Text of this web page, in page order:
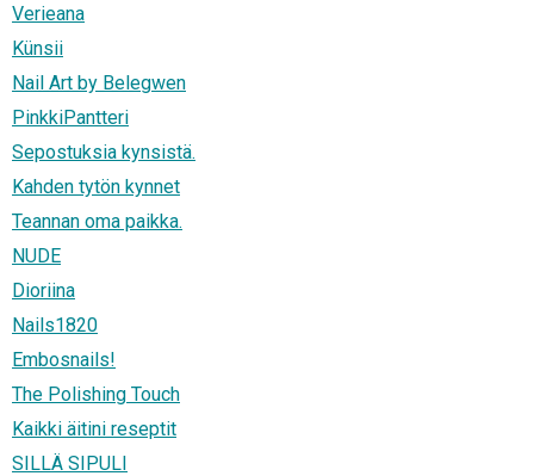
Verieana
Künsii
Nail Art by Belegwen
PinkkiPantteri
Sepostuksia kynsistä.
Kahden tytön kynnet
Teannan oma paikka.
NUDE
Dioriina
Nails1820
Embosnails!
The Polishing Touch
Kaikki äitini reseptit
SILLÄ SIPULI